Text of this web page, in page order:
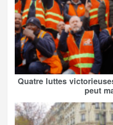
Quatre luttes
peut